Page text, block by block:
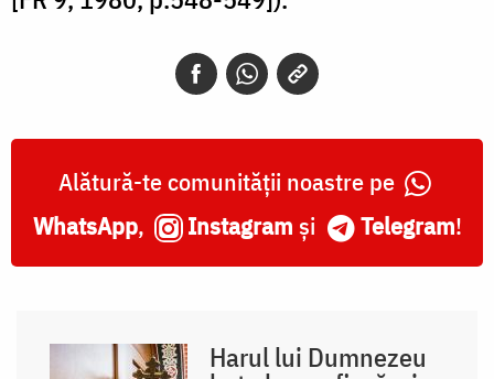
Alătură-te comunității noastre pe
WhatsApp, Instagram și Telegram!
Harul lui Dumnezeu